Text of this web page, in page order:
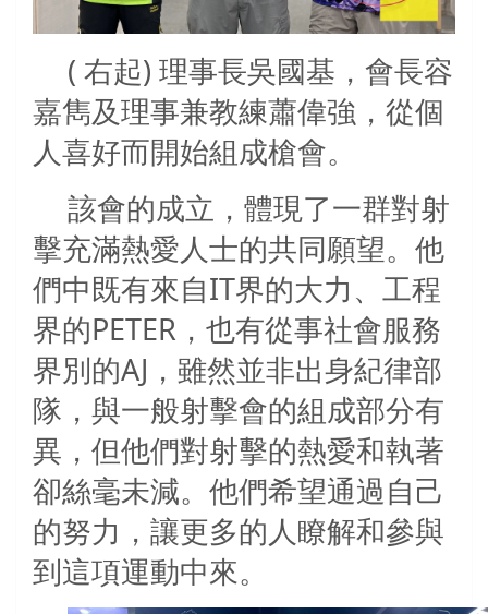
( 右起) 理事長吳國基，會長容
嘉雋及理事兼教練蕭偉強，從個
人喜好而開始組成槍會。
該會的成立，體現了一群對射
擊充滿熱愛人士的共同願望。他
們中既有來自IT界的大力、工程
界的PETER，也有從事社會服務
界別的AJ，雖然並非出身紀律部
隊，與一般射擊會的組成部分有
異，但他們對射擊的熱愛和執著
卻絲毫未減。他們希望通過自己
的努力，讓更多的人瞭解和參與
到這項運動中來。